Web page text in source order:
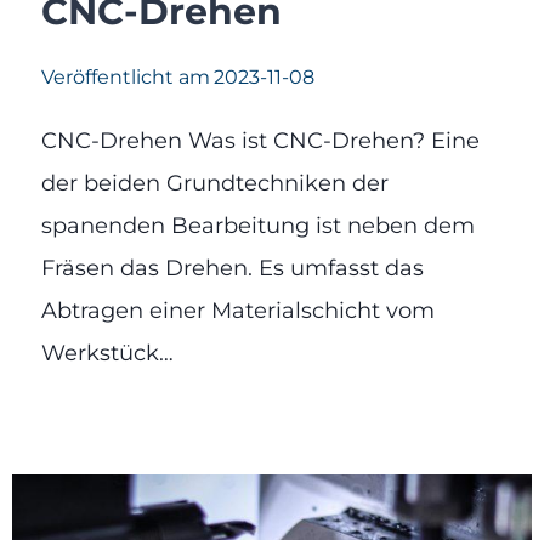
CNC-Drehen
Veröffentlicht am 2023-11-08
CNC-Drehen Was ist CNC-Drehen? Eine
der beiden Grundtechniken der
spanenden Bearbeitung ist neben dem
Fräsen das Drehen. Es umfasst das
Abtragen einer Materialschicht vom
Werkstück…